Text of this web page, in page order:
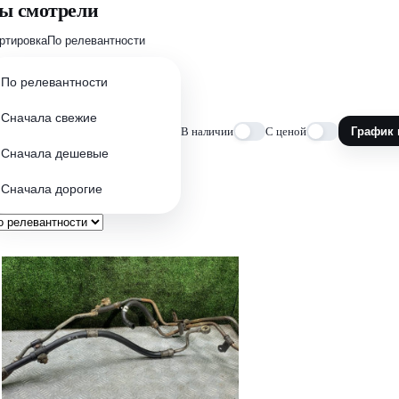
смотрели
По релевантности
По релевантности
Сначала свежие
Сначала дешевые
Сначала дорогие
В наличии С ценой График